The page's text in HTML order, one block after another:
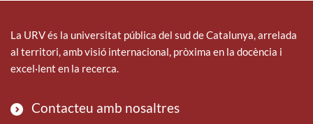
La URV és la universitat pública del sud de Catalunya, arrelada
al territori, amb visió internacional, pròxima en la docència i
excel·lent en la recerca.
Contacteu amb nosaltres